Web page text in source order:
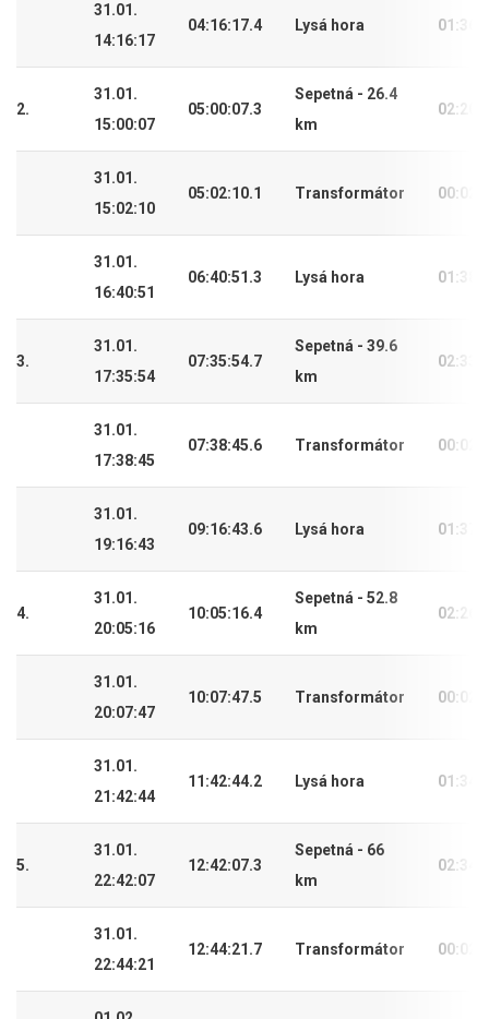
31.01.
14:16:17
04:16:17.4 Lysá hora
2.
31.01.
15:00:07
05:00:07.3
Sepetná - 26.4
km
31.01.
15:02:10
05:02:10.1 Transformátor
31.01.
16:40:51
06:40:51.3 Lysá hora
3.
31.01.
17:35:54
07:35:54.7
Sepetná - 39.6
km
31.01.
17:38:45
07:38:45.6 Transformátor
31.01.
19:16:43
09:16:43.6 Lysá hora
4.
31.01.
20:05:16
10:05:16.4
Sepetná - 52.8
km
31.01.
20:07:47
10:07:47.5 Transformátor
31.01.
21:42:44
11:42:44.2 Lysá hora
5.
31.01.
22:42:07
12:42:07.3
Sepetná - 66
km
31.01.
22:44:21
12:44:21.7 Transformátor